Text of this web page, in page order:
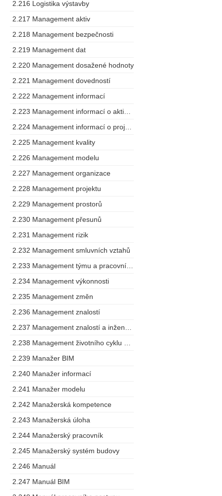
2.216 Logistika výstavby
2.217 Management aktiv
2.218 Management bezpečnosti
2.219 Management dat
2.220 Management dosažené hodnoty
2.221 Management dovedností
2.222 Management informací
2.225 Management kvality
2.226 Management modelu
2.227 Management organizace
2.228 Management projektu
2.229 Management prostorů
2.230 Management přesunů
2.231 Management rizik
2.232 Management smluvních vztahů
2.234 Management výkonnosti
2.235 Management změn
2.236 Management znalostí
2.239 Manažer BIM
2.240 Manažer informací
2.241 Manažer modelu
2.242 Manažerská kompetence
2.243 Manažerská úloha
2.244 Manažerský pracovník
2.245 Manažerský systém budovy
2.246 Manuál
2.247 Manuál BIM